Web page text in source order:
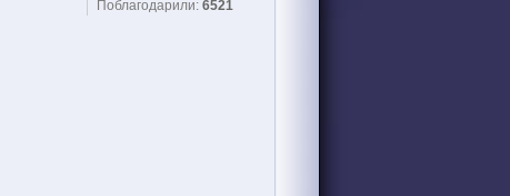
Поблагодарили: 6521